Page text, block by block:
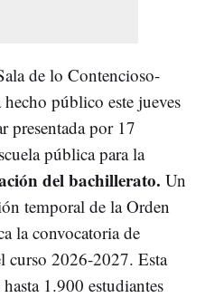
de lo Contencioso-
público este jueves
presentada por 17
pública para la
del bachillerato. Un
temporal de la Orden
la convocatoria de
curso 2026-2027. Esta
1.900 estudiantes